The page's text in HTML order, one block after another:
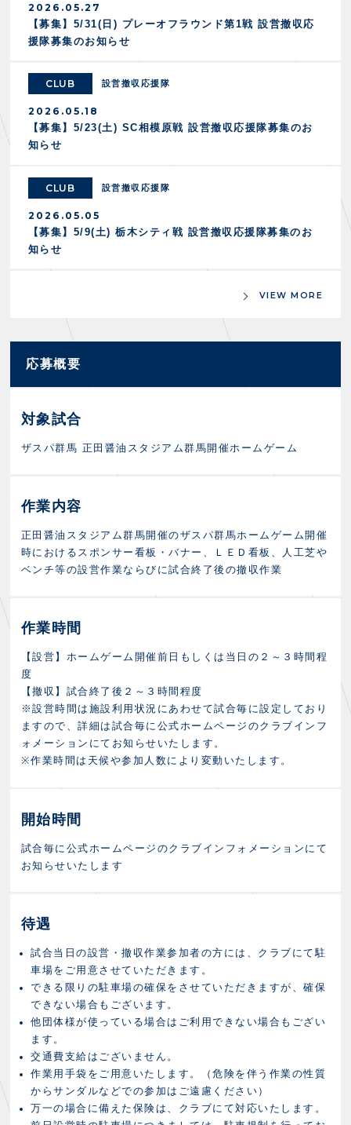
U-12
スクール概要
スタッフ
各校紹介・アクセス
TheSpark
施設紹介
アクセス
Thesparkについて
2026.05.27
【募集】5/31(日) プレーオフラウンド第1戦 設営撤収応
援隊募集のお知らせ
CLUB 設営撤収応援隊
2026.05.18
【募集】5/23(土) SC相模原戦 設営撤収応援隊募集のお
知らせ
CLUB 設営撤収応援隊
2026.05.05
【募集】5/9(土) 栃木シティ戦 設営撤収応援隊募集のお
知らせ
VIEW MORE
応募概要
対象試合
ザスパ群馬 正田醤油スタジアム群馬開催ホームゲーム
作業内容
正田醤油スタジアム群馬開催のザスパ群馬ホームゲーム開催
時におけるスポンサー看板・バナー、ＬＥＤ看板、人工芝や
ベンチ等の設営作業ならびに試合終了後の撤収作業
作業時間
【設営】ホームゲーム開催前日もしくは当日の２～３時間程
度
【撤収】試合終了後２～３時間程度
※設営時間は施設利用状況にあわせて試合毎に設定しており
ますので、詳細は試合毎に公式ホームページのクラブインフ
ォメーションにてお知らせいたします。
※作業時間は天候や参加人数により変動いたします。
開始時間
試合毎に公式ホームページのクラブインフォメーションにて
お知らせいたします
待遇
試合当日の設営・撤収作業参加者の方には、クラブにて駐
車場をご用意させていただきます。
できる限りの駐車場の確保をさせていただきますが、確保
できない場合もございます。
他団体様が使っている場合はご利用できない場合もござい
ます。
交通費支給はございません。
作業用手袋をご用意いたします。（危険を伴う作業の性質
からサンダルなどでの参加はご遠慮ください）
万一の場合に備えた保険は、クラブにて対応いたします。